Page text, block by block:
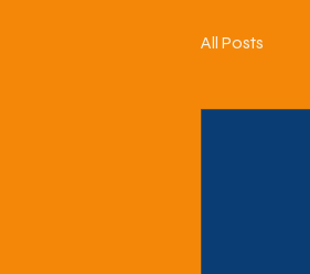
All Posts